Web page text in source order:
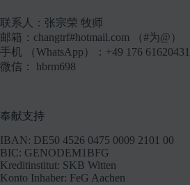
联系人：张宗荣 牧师
邮箱：changtrf#hotmail.com （#为@）
手机 （WhatsApp）：+49 176 61620431
微信： hbrm698
奉献支持
IBAN: DE50 4526 0475 0009 2101 00
BIC: GENODEM1BFG
Kreditinstitut: SKB Witten
Konto Inhaber: FeG Aachen